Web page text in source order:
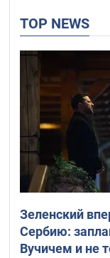
TOP NEWS
Зеленский
Сербию:
Вучичем и не